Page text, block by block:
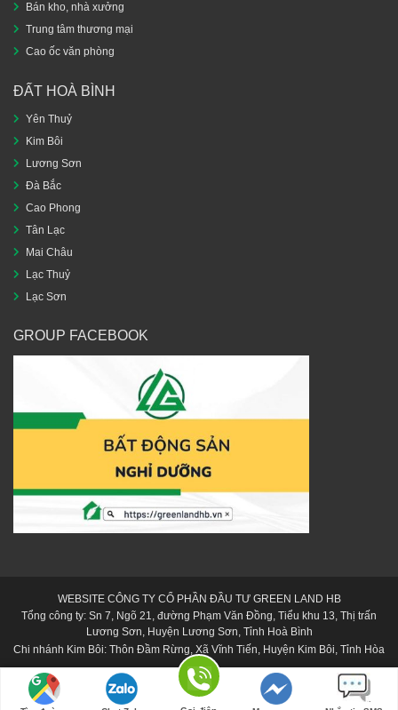
Bán kho, nhà xưởng
Trung tâm thương mại
Cao ốc văn phòng
ĐẤT HOÀ BÌNH
Yên Thuỷ
Kim Bôi
Lương Sơn
Đà Bắc
Cao Phong
Tân Lạc
Mai Châu
Lạc Thuỷ
Lạc Sơn
GROUP FACEBOOK
WEBSITE CÔNG TY CỔ PHẦN ĐẦU TƯ GREEN LAND HB
Tổng công ty: Sn 7, Ngõ 21, đường Phạm Văn Đồng, Tiểu khu 13, Thị trấn
Lương Sơn, Huyện Lương Sơn, Tỉnh Hoà Bình
Chi nhánh Kim Bôi: Thôn Đầm Rừng, Xã Vĩnh Tiến, Huyện Kim Bôi, Tỉnh Hòa
Bình
Hotline: 0868.1987.68
Được phát triển bởi
Phạm Cảnh